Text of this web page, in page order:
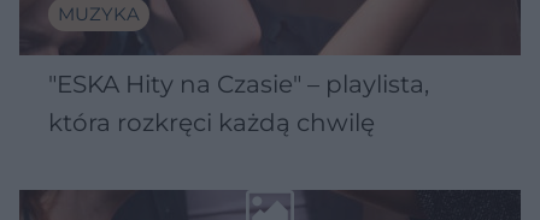
MUZYKA
"ESKA Hity na Czasie" – playlista,
która rozkręci każdą chwilę